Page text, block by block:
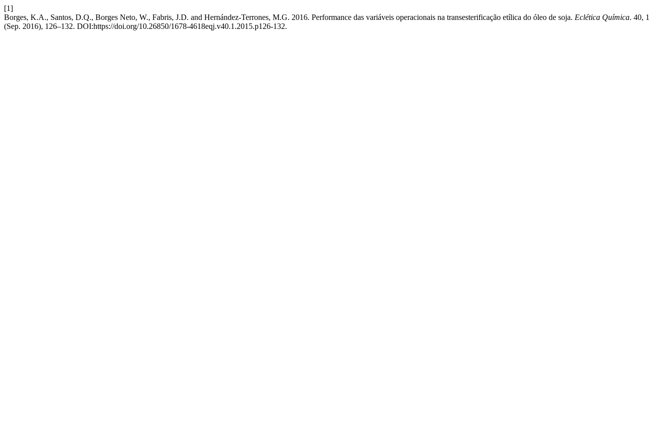
[1]
Borges, K.A., Santos, D.Q., Borges Neto, W., Fabris, J.D. and Hernández-Terrones, M.G. 2016. Performance das variáveis operacionais na transesterificação etílica do óleo de soja. Eclética Química. 40, 1
(Sep. 2016), 126–132. DOI:https://doi.org/10.26850/1678-4618eqj.v40.1.2015.p126-132.